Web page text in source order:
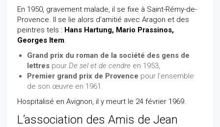
En 1950, gravement malade, il se fixe à Saint-Rémy-de-
Provence. Il se lie alors d’amitié avec Aragon et des
peintres tels : Hans Hartung, Mario Prassinos,
Georges Item.
Grand prix du roman de la société des gens de
lettres pour De sel et de cendre en 1953,
Premier grand prix de Provence pour l’ensemble
de son œuvre en 1961.
Hospitalisé en Avignon, il y meurt le 24 février 1969.
L’association des Amis de Jean